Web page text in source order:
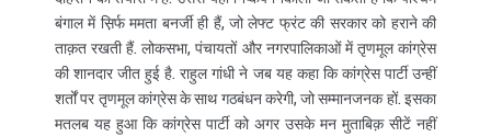
बंगाल में स़िर्फ ममता बनर्जी ही हैं, जो लेफ्ट फ्रंट की सरकार को हराने की
ताक़त रखती हैं. लोकसभा, पंचायतों और नगरपालिकाओं में तृणमूल कांग्रेस
की शानदार जीत हुई है. राहुल गांधी ने जब यह कहा कि कांग्रेस पार्टी उन्हीं
शर्तों पर तृणमूल कांग्रेस के साथ गठबंधन करेगी, जो सम्मानजनक हों. इसका
मतलब यह हुआ कि कांग्रेस पार्टी को अगर उसके मन मुताबिक़ सीटें नहीं